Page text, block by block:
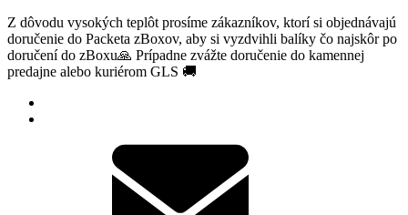
Z dôvodu vysokých teplôt prosíme zákazníkov, ktorí si objednávajú
doručenie do Packeta zBoxov, aby si vyzdvihli balíky čo najskôr po
doručení do zBoxu🙏 Prípadne zvážte doručenie do kamennej
predajne alebo kuriérom GLS 🚚